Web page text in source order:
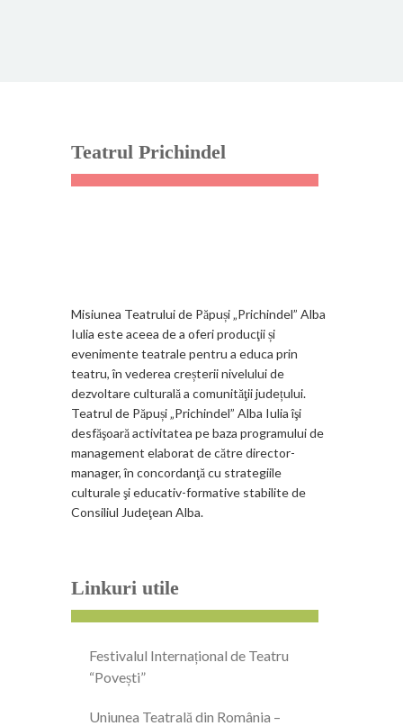
Teatrul Prichindel
Misiunea Teatrului de Păpuși „Prichindel” Alba
Iulia este aceea de a oferi producţii și
evenimente teatrale pentru a educa prin
teatru, în vederea creșterii nivelului de
dezvoltare culturală a comunităţii județului.
Teatrul de Păpuși „Prichindel” Alba Iulia îşi
desfăşoară activitatea pe baza programului de
management elaborat de către director-
manager, în concordanţă cu strategiile
culturale şi educativ-formative stabilite de
Consiliul Judeţean Alba.
Linkuri utile
Festivalul Internațional de Teatru
“Povești”
Uniunea Teatrală din România –